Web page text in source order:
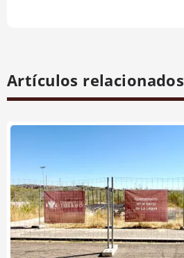
Artículos relacionados